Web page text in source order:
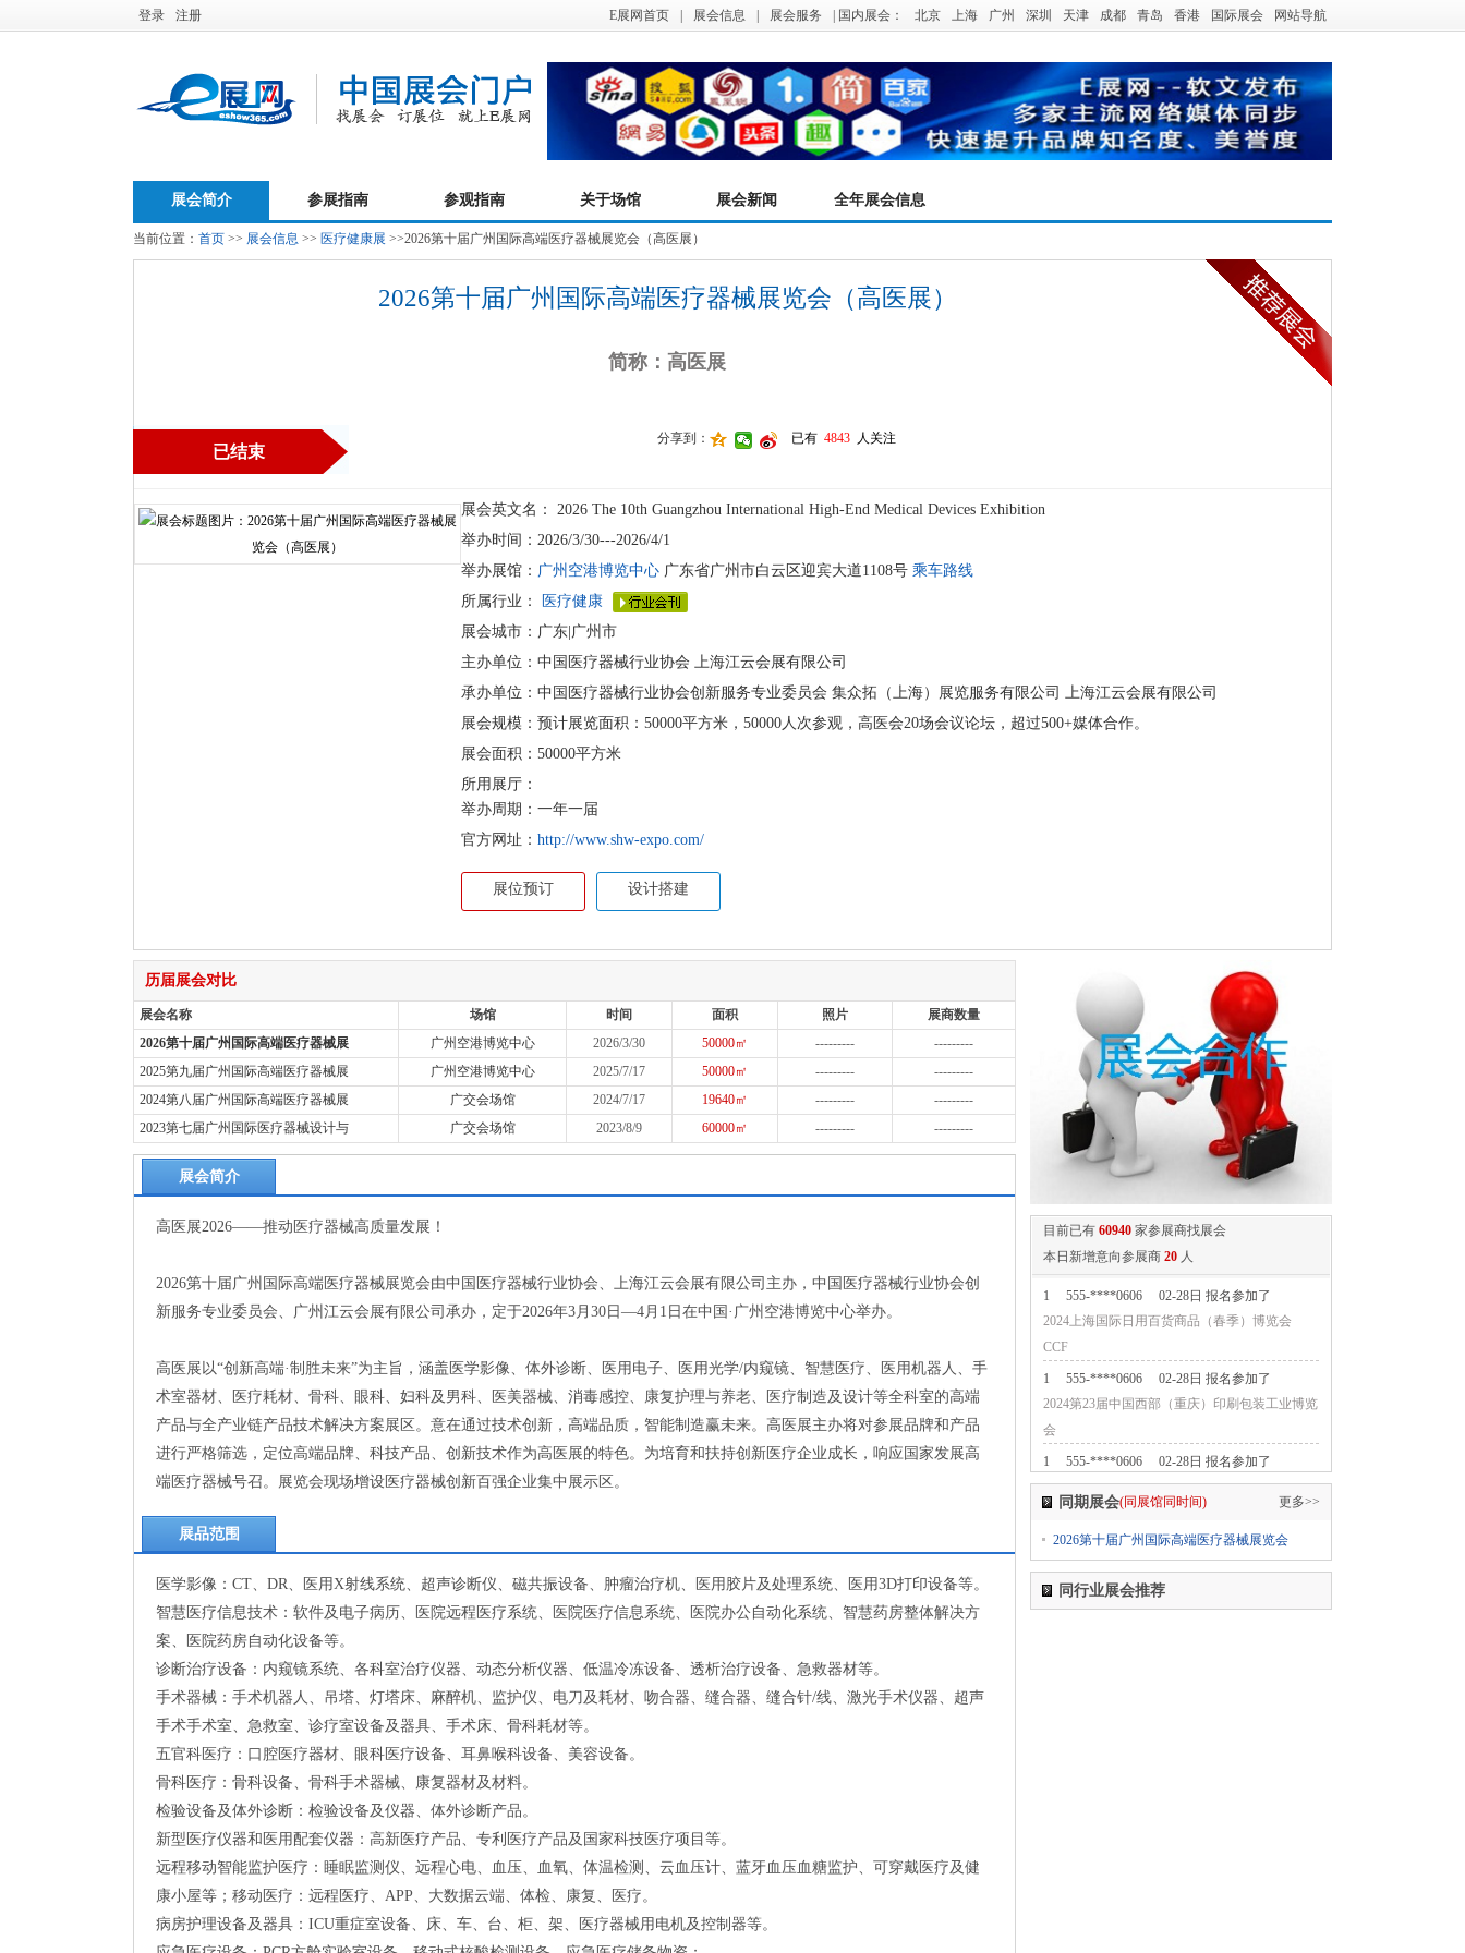
登录 注册 E展网首页 展会信息 展会服务 | 国内展会： 北京 上海 广州 深圳 天津 成都 青岛 香港 国际展会 网站导航
展会简介 参展指南 参观指南 关于场馆 展会新闻 全年展会信息
当前位置： 首页 >> 展会信息 >> 医疗健康展 >>2026第十届广州国际高端医疗器械展览会（高医展）
2026第十届广州国际高端医疗器械展览会（高医展）
简称：高医展
已结束
分享到： 已有 4843 人关注
展会英文名：
2026 The 10th Guangzhou International High-End Medical Devices Exhibition
举办时间：2026/3/30---2026/4/1
举办展馆： 广州空港博览中心 广东省广州市白云区迎宾大道1108号 乘车路线
所属行业：
医疗健康
展会城市：广东|广州市
主办单位：中国医疗器械行业协会 上海江云会展有限公司
承办单位：中国医疗器械行业协会创新服务专业委员会 集众拓（上海）展览服务有限公司 上海江云会展有限公司
展会规模：预计展览面积：50000平方米，50000人次参观，高医会20场会议论坛，超过500+媒体合作。
展会面积：50000平方米
所用展厅：
举办周期：一年一届
官方网址： http://www.shw-expo.com/
展位预订 设计搭建
历届展会对比
展会名称 场馆 时间 面积 照片
展商数量
2026第十届广州国际高端医疗器械展
广州空港博览中心 2026/3/30 50000㎡ ---------
---------
2025第九届广州国际高端医疗器械展
广州空港博览中心 2025/7/17 50000㎡ ---------
---------
2024第八届广州国际高端医疗器械展
广交会场馆 2024/7/17 19640㎡ ---------
---------
2023第七届广州国际医疗器械设计与
广交会场馆 2023/8/9 60000㎡ --------- ---------
展会简介
高医展2026——推动医疗器械高质量发展！
2026第十届广州国际高端医疗器械展览会由中国医疗器械行业协会、上海江云会展有限公司主办，中国医疗器械行业协会创
新服务专业委员会、广州江云会展有限公司承办，定于2026年3月30日—4月1日在中国·广州空港博览中心举办。
高医展以“创新高端·制胜未来”为主旨，涵盖医学影像、体外诊断、医用电子、医用光学/内窥镜、智慧医疗、医用机器人、手
术室器材、医疗耗材、骨科、眼科、妇科及男科、医美器械、消毒感控、康复护理与养老、医疗制造及设计等全科室的高端
产品与全产业链产品技术解决方案展区。意在通过技术创新，高端品质，智能制造赢未来。高医展主办将对参展品牌和产品
进行严格筛选，定位高端品牌、科技产品、创新技术作为高医展的特色。为培育和扶持创新医疗企业成长，响应国家发展高
端医疗器械号召。展览会现场增设医疗器械创新百强企业集中展示区。
展品范围
医学影像：CT、DR、医用X射线系统、超声诊断仪、磁共振设备、肿瘤治疗机、医用胶片及处理系统、医用3D打印设备等。
智慧医疗信息技术：软件及电子病历、医院远程医疗系统、医院医疗信息系统、医院办公自动化系统、智慧药房整体解决方
案、医院药房自动化设备等。
诊断治疗设备：内窥镜系统、各科室治疗仪器、动态分析仪器、低温冷冻设备、透析治疗设备、急救器材等。
手术器械：手术机器人、吊塔、灯塔床、麻醉机、监护仪、电刀及耗材、吻合器、缝合器、缝合针/线、激光手术仪器、超声
手术手术室、急救室、诊疗室设备及器具、手术床、骨科耗材等。
五官科医疗：口腔医疗器材、眼科医疗设备、耳鼻喉科设备、美容设备。
骨科医疗：骨科设备、骨科手术器械、康复器材及材料。
检验设备及体外诊断：检验设备及仪器、体外诊断产品。
新型医疗仪器和医用配套仪器：高新医疗产品、专利医疗产品及国家科技医疗项目等。
远程移动智能监护医疗：睡眠监测仪、远程心电、血压、血氧、体温检测、云血压计、蓝牙血压血糖监护、可穿戴医疗及健
康小屋等；移动医疗：远程医疗、APP、大数据云端、体检、康复、医疗。
病房护理设备及器具：ICU重症室设备、床、车、台、柜、架、医疗器械用电机及控制器等。
目前已有 60940 家参展商找展会
本日新增意向参展商 20 人
1 555-****0606
02-28日 报名参加了
2024上海国际日用百货商品（春季）博览会
CCF
1 555-****0606
02-28日 报名参加了
2024第23届中国西部（重庆）印刷包装工业博览
会
1 555-****0606
02-28日 报名参加了
2024第七届中国无人零售大会
2024中国国际纺织面料及辅料（春夏）博览会
1 555-****0606
02-28日 报名参加了
2024上海国际日用百货商品（春季）博览会
同期展会(同展馆同时间) 更多>>
2026第十届广州国际高端医疗器械展览会
同行业展会推荐